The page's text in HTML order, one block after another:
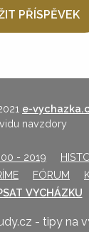
e-
navzdory
- 2019
FÓRUM
VYCHÁZKU